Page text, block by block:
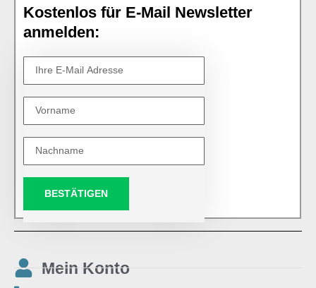
Kostenlos für E-Mail Newsletter
anmelden:
BESTÄTIGEN
Mein Konto